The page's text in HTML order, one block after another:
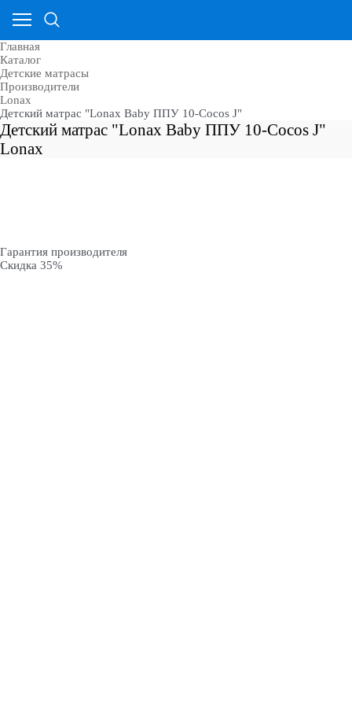
Главная
Каталог
Детские матрасы
Производители
Lonax
Детский матрас "Lonax Baby ППУ 10-Cocos J"
Детский матрас "Lonax Baby ППУ 10-Cocos J"
Lonax
Гарантия производителя
Скидка 35%